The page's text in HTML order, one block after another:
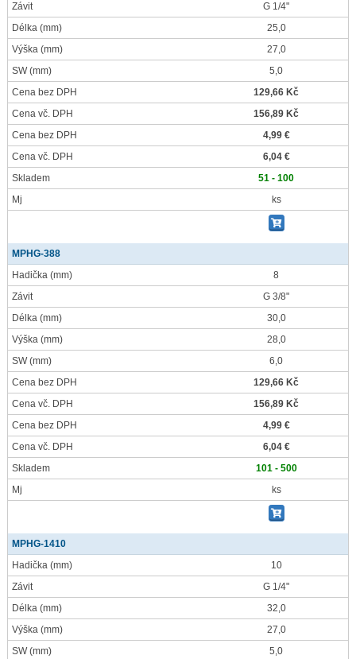
Závit
G 1/4"
Délka (mm)
25,0
Výška (mm)
27,0
SW(mm)
5,0
Cena bez DPH
129,66 Kč
Cena vč. DPH
156,89 Kč
Cena bez DPH
4,99 €
Cena vč. DPH
6,04 €
Skladem
51 - 100
Mj
ks
MPHG-388
Hadička (mm)
8
Závit
G 3/8"
Délka (mm)
30,0
Výška (mm)
28,0
SW(mm)
6,0
Cena bez DPH
129,66 Kč
Cena vč. DPH
156,89 Kč
Cena bez DPH
4,99 €
Cena vč. DPH
6,04 €
Skladem
101 - 500
Mj
ks
MPHG-1410
Hadička (mm)
10
Závit
G 1/4"
Délka (mm)
32,0
Výška (mm)
27,0
SW(mm) 5,0